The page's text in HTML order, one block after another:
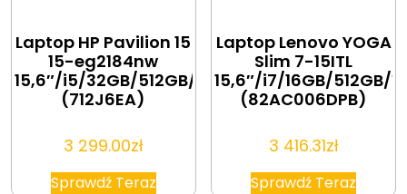
Laptop HP Pavilion 15
15-eg2184nw
15,6″/i5/32GB/512GB/Win11
(712J6EA)
3 299.00zł
Sprawdź Teraz
Laptop Lenovo YOGA
Slim 7-15ITL
15,6″/i7/16GB/512GB/
(82AC006DPB)
3 416.31zł
Sprawdź Teraz